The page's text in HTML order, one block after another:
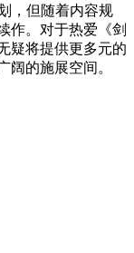
，但随着内容规
作。对于热爱《剑
疑将提供更多元的
阔的施展空间。